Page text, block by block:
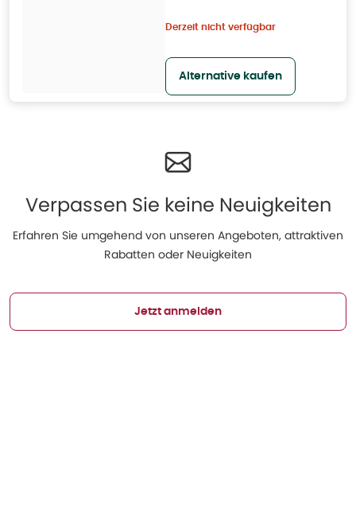
Derzeit nicht verfügbar
Alternative kaufen
Verpassen Sie keine Neuigkeiten
Erfahren Sie umgehend von unseren Angeboten, attraktiven
Rabatten oder Neuigkeiten
Jetzt anmelden